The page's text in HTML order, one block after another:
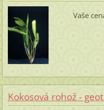
Vaše
Kokosová rohož -